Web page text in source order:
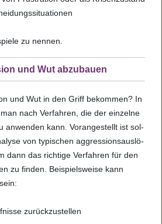
zu nen­nen.
und Wut abzubauen
und Wut in den Griff bekom­men? In
nach Ver­fah­ren, die der ein­zelne
anwen­den kann. Vor­an­ge­stellt ist sol­
von typi­schen aggres­si­ons­aus­lö­
dann das rich­tige Ver­fah­ren für den
zu fin­den. Bei­spiels­weise kann
zurück­zu­stel­len